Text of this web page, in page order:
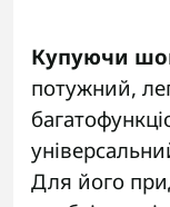
Купуючи
потужний,
Для його